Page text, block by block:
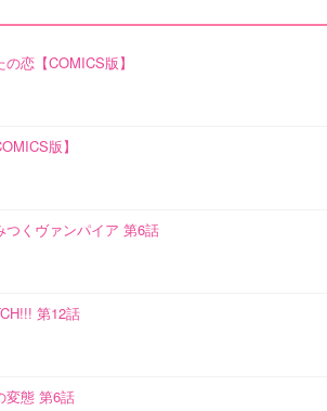
の恋【COMICS版】
版】
つくヴァンパイア 第6話
第12話
変態 第6話